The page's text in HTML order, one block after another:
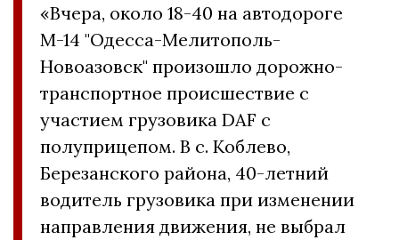
«Вчера, около 18-40 на автодороге
М-14 "Одесса-Мелитополь-
Новоазовск" произошло дорожно-
транспортное происшествие с
участием грузовика DAF с
полуприцепом. В с. Коблево,
Березанского района, 40-летний
водитель грузовика при изменении
направления движения, не выбрал